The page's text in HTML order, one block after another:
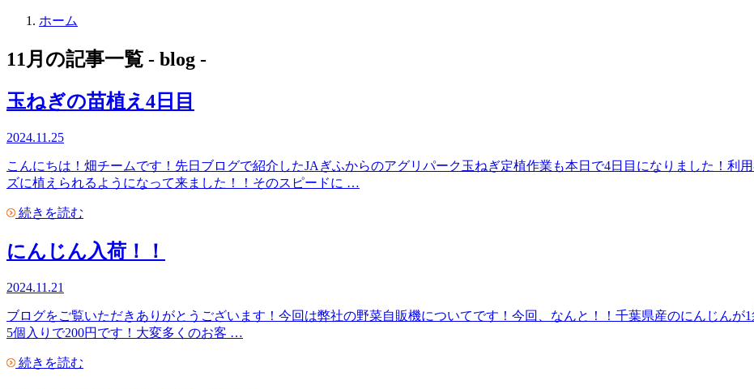
ホーム
11月の記事一覧 - blog -
玉ねぎの苗植え4日目
2024.11.25
こんにちは！畑チームです！先日ブログで紹介したJAぎふからのアグリパーク玉ねぎ定植作業も本日で4日目になりました！利
ズに植えられるようになって来ました！！そのスピードに …
続きを読む
にんじん入荷！！
2024.11.21
ブログをご覧いただきありがとうございます！今回は弊社の野菜自販機についてです！今回、なんと！！千葉県産のにんじんが
5個入りで200円です！大変多くのお客 …
続きを読む